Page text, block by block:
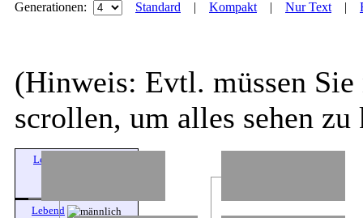
Generationen: Standard | Kompakt| Nur Text|
(Hinweis: Evtl. müssen Sie
scrollen, um alles sehen zu
Lebend
Lebend